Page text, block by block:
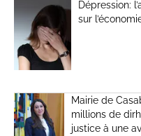
Dépression:
sur
Mairie de
millions de
justice à une